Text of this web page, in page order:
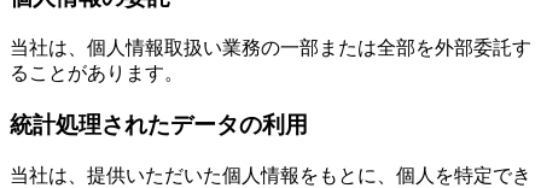
当社は、個人情報取扱い業務の一部または全部を外部委託す
ることがあります。
統計処理されたデータの利用
当社は、提供いただいた個人情報をもとに、個人を特定でき